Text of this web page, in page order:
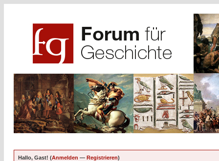
Hallo, Gast! (Anmelden — Registrieren)